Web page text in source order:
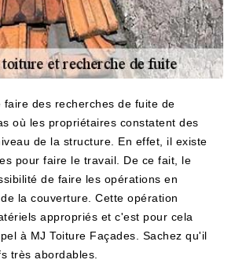
faire des recherches de fuite de
où les propriétaires constatent des
de la structure. En effet, il existe
pour faire le travail. De ce fait, le
de faire les opérations en
la couverture. Cette opération
appropriés et c'est pour cela
à MJ Toiture Façades. Sachez qu'il
très abordables.